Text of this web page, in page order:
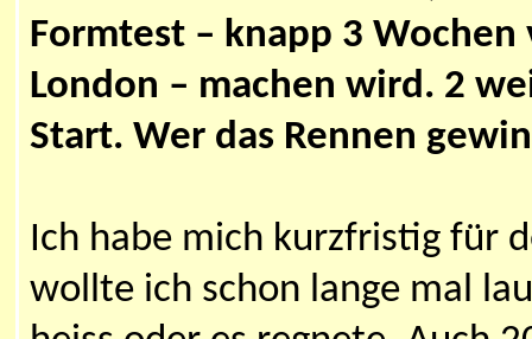
Formtest – knapp 3
London – machen wird. 2
Start. Wer das Rennen
Ich habe mich kurzfristig für
wollte ich schon lange mal